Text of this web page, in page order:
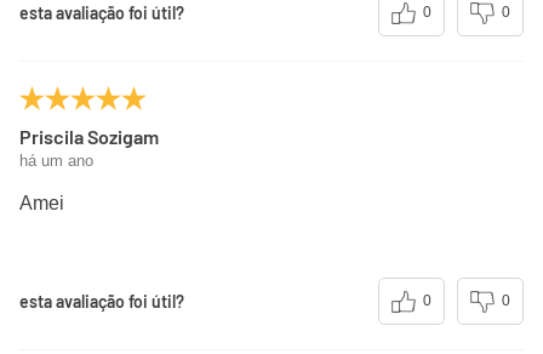
esta avaliação foi útil? 0 0
Priscila Sozigam
há um ano
Amei
esta avaliação foi útil? 0 0